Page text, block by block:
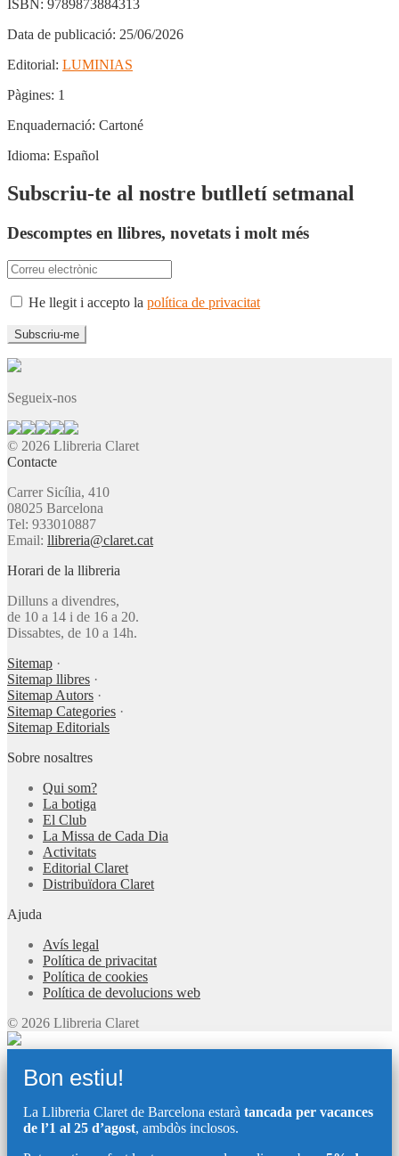
ISBN: 9789873884313
Data de publicació: 25/06/2026
Editorial: LUMINIAS
Pàgines: 1
Enquadernació: Cartoné
Idioma: Español
Subscriu-te al nostre butlletí setmanal
Descomptes en llibres, novetats i molt més
He llegit i accepto la política de privacitat
Segueix-nos
© 2026 Llibreria Claret
Contacte
Carrer Sicília, 410
08025 Barcelona
Tel: 933010887
Email: llibreria@claret.cat
Horari de la llibreria
Dilluns a divendres,
de 10 a 14 i de 16 a 20.
Dissabtes, de 10 a 14h.
Sitemap ·
Sitemap llibres ·
Sitemap Autors ·
Sitemap Categories ·
Sitemap Editorials
Sobre nosaltres
Qui som?
La botiga
El Club
La Missa de Cada Dia
Activitats
Editorial Claret
Distribuïdora Claret
Ajuda
Avís legal
Política de privacitat
Política de cookies
Política de devolucions web
© 2026 Llibreria Claret
Bon estiu!
La Llibreria Claret de Barcelona estarà tancada per vacances
de l’1 al 25 d’agost, ambdòs inclosos.